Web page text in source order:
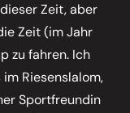
Zeit, aber
Zeit (im Jahr
zu fahren. Ich
Riesenslalom,
Sportfreundin